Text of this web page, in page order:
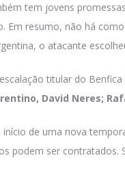
tem jovens
Em resumo, não há
o atacante
titular do Benfica
David Neres;
de uma nova
podem ser contratados.